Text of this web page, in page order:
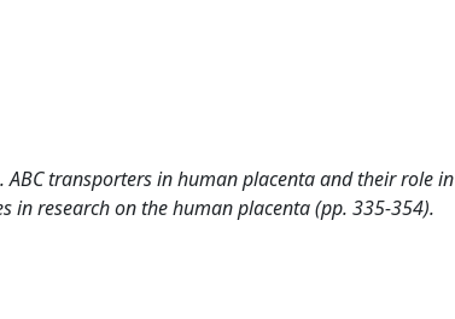
ABC transporters in human placenta and their role in
in research on the human placenta (pp. 335-354).